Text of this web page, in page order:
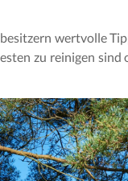
wertvolle
zu reinigen sind